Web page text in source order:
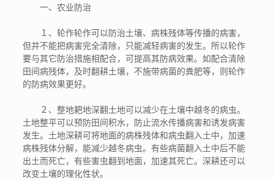
一、农业防治
１、轮作轮作可以防治土壤、病株残体等传播的病害，
但并不能把病害完全清除，只能减轻病害的发生。所以轮作
要与其它防治措施相配合，可提高其防病效果。如配合清除
田间病残体，及时翻耕土壤，不施带病菌的粪肥等，则轮作
的防病效果更好。
２、整地耙地深翻土地可以减少在土壤中越冬的病虫。
土地整平可以预防田间积水，防止流水传播病害和诱发病害
发生。土地深耕可将地面的病株残体和病虫翻入土中，加速
病株残体分解，能减少越冬病虫。有些病菌翻入土中后不能
出土而死亡，有些害虫翻到地面，加速其死亡。深耕还可以
改变土壤的理化性状。